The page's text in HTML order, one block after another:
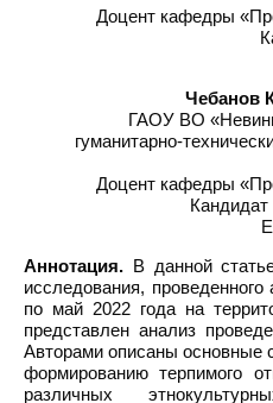
Доцент кафедры
Чебанов
ГАОУ ВО
гуманитарно-
Доцент кафедры
Кандидат
Аннотация. В данной
исследования,
по май 2022 года на
представлен анализ
Авторами описаны основные
формированию терпимого
различных